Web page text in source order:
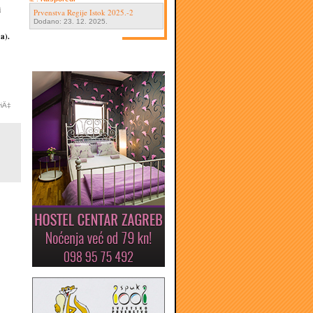
Prvenstva Regije Istok 2025.-2
Dodano: 23. 12. 2025.